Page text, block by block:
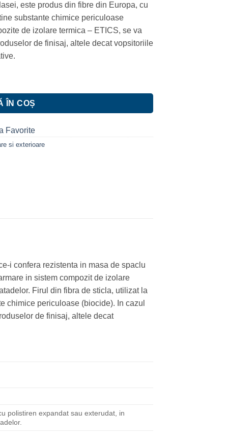
este produs din fibre din Europa, cu
substante chimice periculoase
de izolare termica – ETICS, se va
de finisaj, altele decat vopsitoriile
ÎN COȘ
Favorite
si exterioare
i confera rezistenta in masa de spaclu
in sistem compozit de izolare
Firul din fibra de sticla, utilizat la
chimice periculoase (biocide). In cazul
de finisaj, altele decat
polistiren expandat sau exterudat, in